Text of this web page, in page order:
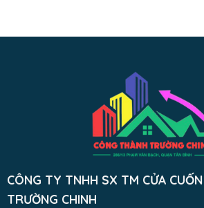
CÔNG TY TNHH SX TM CỬA
TRƯỜNG CHINH